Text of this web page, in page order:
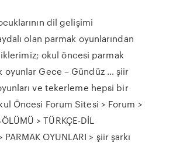
dil gelişimi
olan parmak oyunlarından
okul öncesi parmak
oyunlar Gece – Gündüz … şiir
ve tekerleme hepsi bir
Öncesi Forum Sitesi > Forum >
> TÜRKÇE-DİL
PARMAK OYUNLARI > şiir şarkı